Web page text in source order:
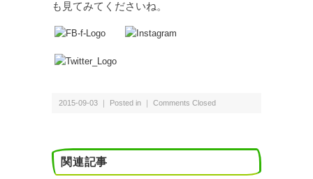
も見てみてくださいね。
2015-09-03 ｜ Posted in ｜ Comments Closed
関連記事